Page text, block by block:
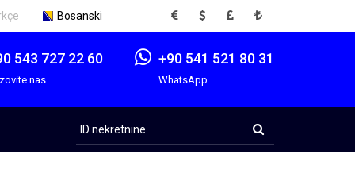
Bosanski EUR USD GBP TRY
543 727 22 60
nas
+90 541 521 80 31
WhatsApp
nekretnine